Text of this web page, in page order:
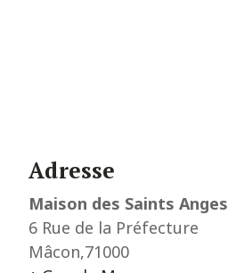
Adresse
Maison des Saints Anges
6 Rue de la Préfecture
Mâcon,71000